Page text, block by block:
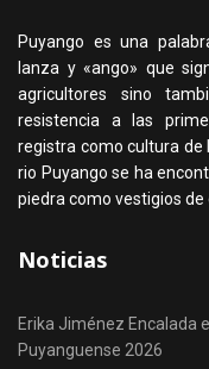
Puyango es una
lanza y «ango» que
agricultores sino
resistencia a las
registra como cultura de
rio Puyango se ha
piedra como vestigios de
Noticias
Erika Jiménez Encalada
Puyanguense 2026